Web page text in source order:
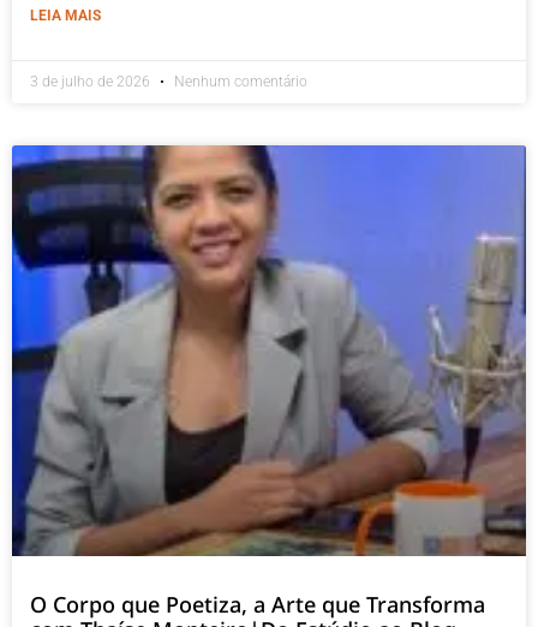
LEIA MAIS
3 de julho de 2026 Nenhum comentário
O Corpo que Poetiza, a Arte que Transforma